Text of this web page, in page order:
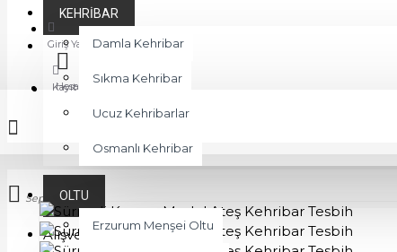
Favoriler
Hesabım
Sepetim
Alışveriş sepetiniz boş!
KEHRIBAR
Damla Kehribar
Sıkma Kehribar
Ucuz Kehribarlar
Osmanlı Kehribar
OLTU
Erzurum Menşei Oltu
Giriş Yap
Kayıt Ol